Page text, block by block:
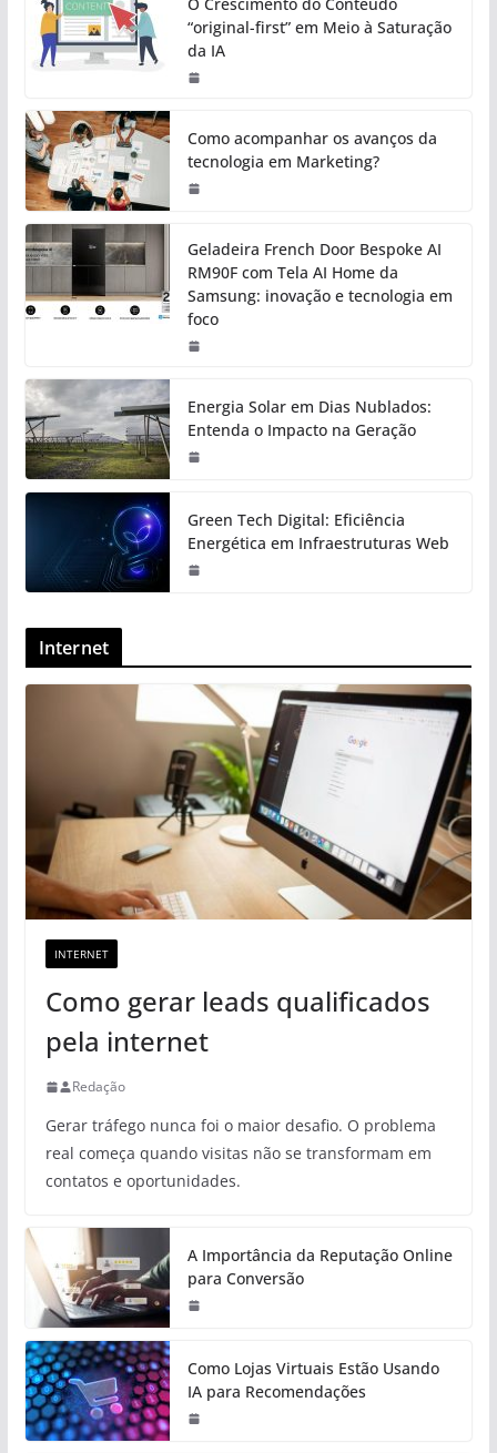
O Crescimento do Conteúdo
“original-first” em Meio à Saturação
da IA
Como acompanhar os avanços da
tecnologia em Marketing?
Geladeira French Door Bespoke AI
RM90F com Tela AI Home da
Samsung: inovação e tecnologia em
foco
Energia Solar em Dias Nublados:
Entenda o Impacto na Geração
Green Tech Digital: Eficiência
Energética em Infraestruturas Web
Internet
INTERNET
Como gerar leads qualificados
pela internet
Redação
Gerar tráfego nunca foi o maior desafio. O problema
real começa quando visitas não se transformam em
contatos e oportunidades.
A Importância da Reputação Online
para Conversão
Como Lojas Virtuais Estão Usando
IA para Recomendações